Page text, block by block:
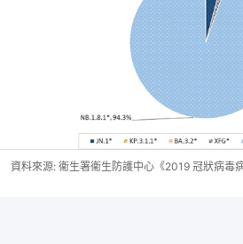
資料來源: 衞生署衞生防護中心《2019 冠狀病毒